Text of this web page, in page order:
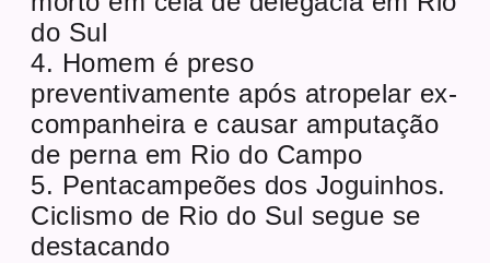
do Sul
4. Homem é preso
preventivamente após atropelar ex-
companheira e causar amputação
de perna em Rio do Campo
5. Pentacampeões dos Joguinhos.
Ciclismo de Rio do Sul segue se
destacando